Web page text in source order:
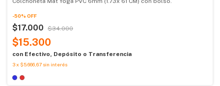
-50% OFF
$17.000 $34.000
$15.300
con Efectivo, Depósito o Transferencia
3x $5.666,67 sin interés